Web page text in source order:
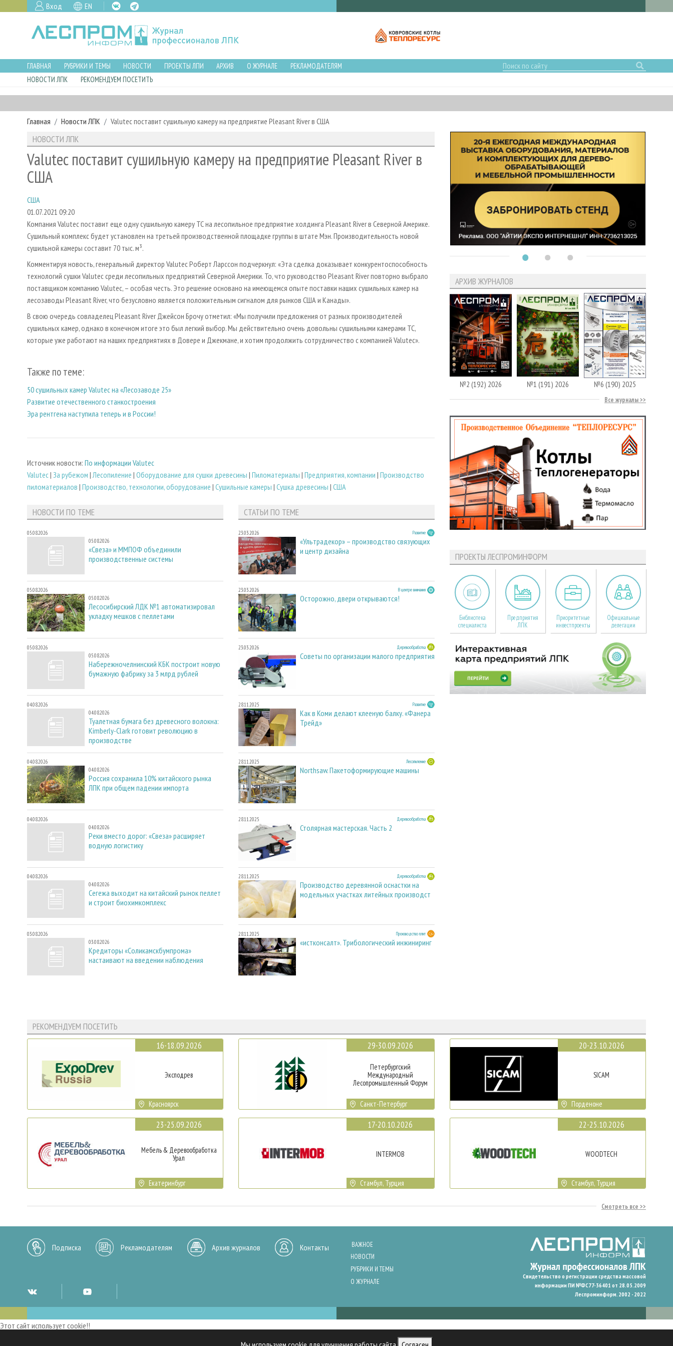
Вход EN
ГЛАВНАЯ РУБРИКИ И ТЕМЫ НОВОСТИ ПРОЕКТЫ ЛПИ АРХИВ О ЖУРНАЛЕ
РЕКЛАМОДАТЕЛЯМ
НОВОСТИ ЛПК
РЕКОМЕНДУЕМ ПОСЕТИТЬ
Главная Новости ЛПК Valutec поставит сушильную камеру на предприятие Pleasant River в США
НОВОСТИ ЛПК
Valutec поставит сушильную камеру на предприятие Pleasant River в
США
США
01.07.2021 09:20
Компания Valutec поставит еще одну сушильную камеру ТС на лесопильное предприятие холдинга Pleasant River в Северной Америке.
Сушильный комплекс будет установлен на третьей производственной площадке группы в штате Мэн. Производительность новой
сушильной камеры составит 70 тыс. м³.
Комментируя новость, генеральный директор Valutec Роберт Ларссон подчеркнул: «Эта сделка доказывает конкурентоспособность
технологий сушки Valutec среди лесопильных предприятий Северной Америки. То, что руководство Pleasant River повторно выбрало
поставщиком компанию Valutec, – особая честь. Это решение основано на имеющемся опыте поставки наших сушильных камер на
лесозаводы Pleasant River, что безусловно является положительным сигналом для рынков США и Канады».
В свою очередь совладелец Pleasant River Джейсон Брочу отметил: «Мы получили предложения от разных производителей
сушильных камер, однако в конечном итоге это был легкий выбор. Мы действительно очень довольны сушильными камерами ТС,
которые уже работают на наших предприятиях в Довере и Джекмане, и хотим продолжить сотрудничество с компанией Valutec».
Также по теме:
50 сушильных камер Valutec на «Лесозаводе 25»
Развитие отечественного станкостроения
Эра рентгена наступила теперь и в России!
Источник новости: По информации Valutec
Valutec| За рубежом |Лесопиление | Оборудование для сушки древесины | Пиломатериалы | Предприятия, компании | Производство
пиломатериалов | Производство, технологии, оборудование | Сушильные камеры | Сушка древесины | США
НОВОСТИ ПО ТЕМЕ
05.08.2026
05.08.2026
«Свеза» и ММПОФ объединили
производственные системы
05.08.2026
05.08.2026
Лесосибирский ЛДК №1 автоматизировал
укладку мешков с пеллетами
05.08.2026
05.08.2026
Набережночелнинский КБК построит новую
бумажную фабрику за 3 млрд рублей
04.08.2026
04.08.2026
Туалетная бумага без древесного волокна:
Kimberly-Clark готовит революцию в
производстве
04.08.2026
04.08.2026
Россия сохранила 10% китайского рынка
ЛПК при общем падении импорта
04.08.2026
04.08.2026
Реки вместо дорог: «Свеза» расширяет
водную логистику
04.08.2026
04.08.2026
Сегежа выходит на китайский рынок пеллет
и строит биохимкомплекс
03.08.2026
03.08.2026
Кредиторы «Соликамскбумпрома»
настаивают на введении наблюдения
СТАТЬИ ПО ТЕМЕ
23.03.2026 Развитие
«Ультрадекор» – производство связующих
и центр дизайна
23.03.2026 В центре внимания
Осторожно, двери открываются!
23.03.2026 Деревообработка
Советы по организации малого предприятия
28.11.2025 Развитие
Как в Коми делают клееную балку. «Фанера
Трейд»
28.11.2025 Лесопиление
Northsaw. Пакетоформирующие машины
28.11.2025 Деревообработка
Столярная мастерская. Часть 2
28.11.2025 Деревообработка
Производство деревянной оснастки на
модельных участках литейных производст
28.11.2025 Производство плит
«истконсалт». Трибологический инжиниринг
АРХИВ ЖУРНАЛОВ
№2 (192) 2026 №1 (191) 2026 №6 (190) 2025
Все журналы
ПРОЕКТЫ ЛЕСПРОМИНФОРМ
Библиотека
специалиста
Предприятия
ЛПК
Приоритетные
инвестпроекты
Официальные
делегации
РЕКОМЕНДУЕМ ПОСЕТИТЬ
16-18.09.2026
Эксподрев
Красноярск
23-25.09.2026
Мебель & Деревообработка
Урал
Екатеринбург
29-30.09.2026
Петербургский
Международный
Лесопромышленный Форум
Санкт-Петербург
17-20.10.2026
INTERMOB
Стамбул, Турция
20-23.10.2026
SICAM
Порденоне
22-25.10.2026
WOODTECH
Стамбул, Турция
Смотреть все
Подписка Рекламодателям Архив журналов Контакты
ВАЖНОЕ
НОВОСТИ
РУБРИКИ И ТЕМЫ
О ЖУРНАЛЕ
Свидетельство о регистрации средства массовой
информации ПИ №ФС77-36401 от 28.05.2009
Леспроминформ. 2002 - 2022
Этот сайт использует cookie!!
Мы используем cookies и аналогичные технологии для улучшения работы нашего сайта, анализа трафика и персонализации контента. Cookies помогают нам запомнить ваши предпочтения и улучшить пользовательский